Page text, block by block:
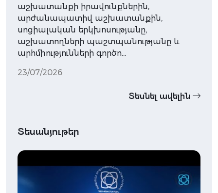
աշխատանքի իրավունքներին,
արժանապատիվ աշխատանքին,
սոցիալական երկխոսությանը,
աշխատողների պաշտպանությանը և
արհմիությունների գործո…
23/07/2026
Տեսնել ավելին
Տեսանյութեր